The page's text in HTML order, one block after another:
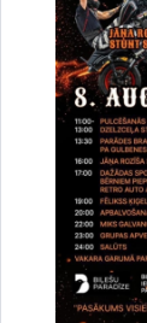
Dalīties